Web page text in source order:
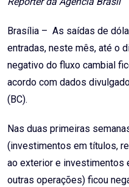
Brasília – As saídas de
entradas, neste mês, até o
negativo do fluxo cambial
acordo com dados
(BC).
Nas duas primeiras
(investimentos em títulos,
ao exterior e investimentos
outras operações) ficou